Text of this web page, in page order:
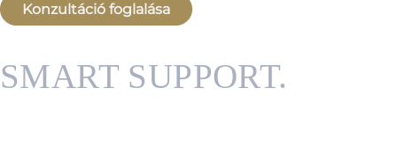
Konzultáció foglalása
SMART SUPPORT.